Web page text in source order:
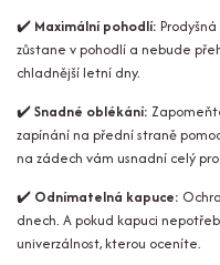
✔️ Maximální pohodlí:
zůstane v pohodlí a nebude
chladnější letní dny.
✔️Snadné oblékání:
zapínání na přední straně
na zádech vám usnadní celý
✔️ Odnímatelná kapuce:
dnech. A pokud kapuci
univerzálnost, kterou oceníte.